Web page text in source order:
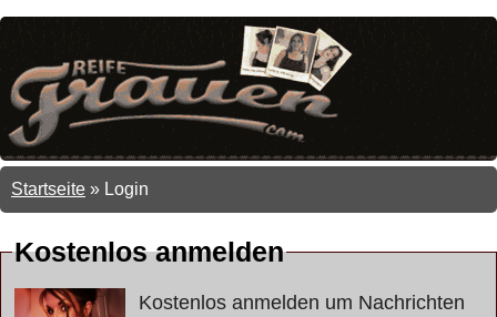
Startseite » Login
Kostenlos anmelden
Kostenlos anmelden um Nachrichten